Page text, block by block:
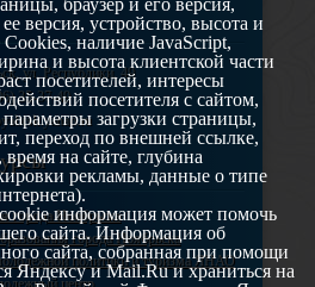
ул. Республики, 49
35-37-49
города Ноябрьска
города Ноябрьска
политики и туризма ЯНАО
центр
браузер и его версия,
версия, устройство, высота и
наличие JavaScript,
и высота клиентской части
посетителей, интересы
посетителя с сайтом,
параметры загрузки страницы,
переход по внешней ссылке,
время на сайте, глубина
рекламы, данные о типе
информация может помочь
сайта. Информация об
сайта, собранная при помощи
Яндексу и Mail.Ru и храниться на